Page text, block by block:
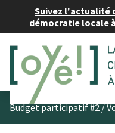
Suivez l'actualité
démocratie locale
Budget participatif #2/